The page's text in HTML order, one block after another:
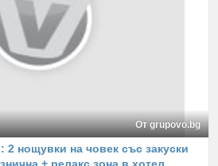
От grupovo.bg
нощувки на човек със закуски